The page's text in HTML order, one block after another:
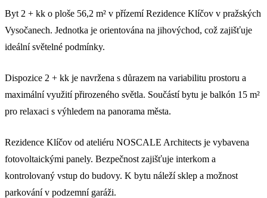
Byt 2 + kk o ploše 56,2 m² v přízemí Rezidence Klíčov v pražských
Vysočanech. Jednotka je orientována na jihovýchod, což zajišťuje
ideální světelné podmínky.
Dispozice 2 + kk je navržena s důrazem na variabilitu prostoru a
maximální využití přirozeného světla. Součástí bytu je balkón 15 m²
pro relaxaci s výhledem na panorama města.
Rezidence Klíčov od ateliéru NOSCALE Architects je vybavena
fotovoltaickými panely. Bezpečnost zajišťuje interkom a
kontrolovaný vstup do budovy. K bytu náleží sklep a možnost
parkování v podzemní garáži.